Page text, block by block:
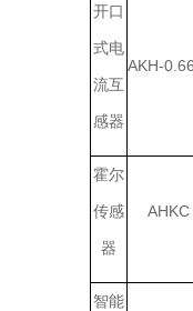
开口
式电
流互
感器
AKH-
霍尔
传感
器
AHKC
智能